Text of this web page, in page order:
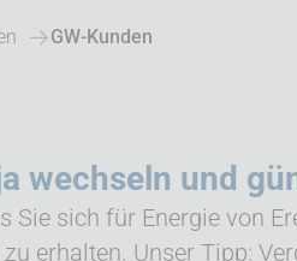
GW-Kunden
wechseln und
Sie sich für Energie von
erhalten. Unser Tipp: